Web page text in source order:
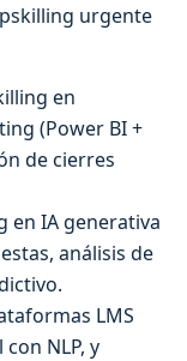
urgente
en
(Power BI +
de cierres
en IA generativa
análisis de
LMS
NLP, y